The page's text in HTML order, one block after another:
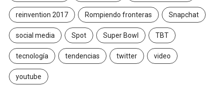
reinvention 2017 Rompiendo fronteras Snapchat
social media Spot Super Bowl TBT
tecnología tendencias twitter video
youtube